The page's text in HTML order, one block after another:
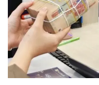
Góc doanh nghiệp
Truyền hình
Phim VTV
Hậu trường
Nhân vật
Giải trí
Điện ảnh
Đời sống